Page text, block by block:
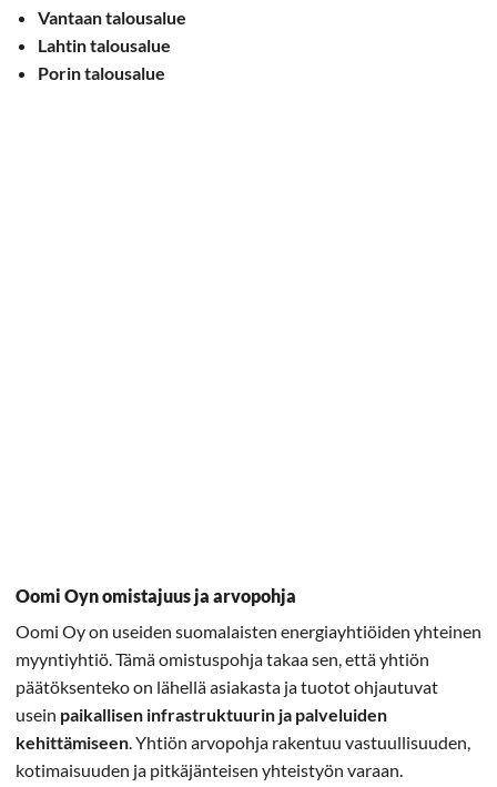
Vantaan talousalue
Lahtin talousalue
Porin talousalue
Oomi Oyn omistajuus ja arvopohja
Oomi Oy on useiden suomalaisten energiayhtiöiden yhteinen
myyntiyhtiö. Tämä omistuspohja takaa sen, että yhtiön
päätöksenteko on lähellä asiakasta ja tuotot ohjautuvat
usein paikallisen infrastruktuurin ja palveluiden
kehittämiseen . Yhtiön arvopohja rakentuu vastuullisuuden,
kotimaisuuden ja pitkäjänteisen yhteistyön varaan.